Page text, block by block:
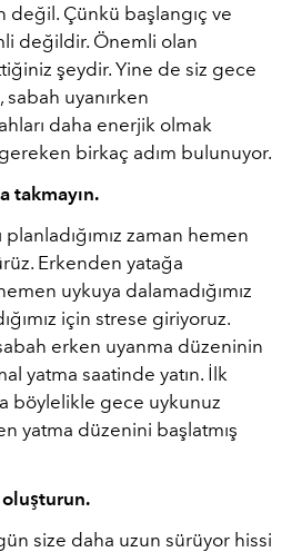
değil. Çünkü başlangıç ve
değildir. Önemli olan
şeydir. Yine de siz gece
sabah uyanırken
daha enerjik olmak
birkaç adım bulunuyor.
takmayın.
zaman hemen
Erkenden yatağa
uykuya dalamadığımız
için strese giriyoruz.
erken uyanma düzeninin
yatma saatinde yatın. İlk
böylelikle gece uykunuz
yatma düzenini başlatmış
size daha uzun sürüyor hissi